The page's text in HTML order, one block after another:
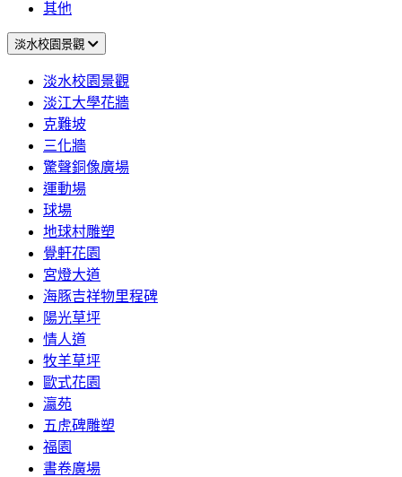
其他
淡水校園景觀
淡水校園景觀
淡江大學花牆
克難坡
三化牆
驚聲銅像廣場
運動場
球場
地球村雕塑
覺軒花園
宮燈大道
海豚吉祥物里程碑
陽光草坪
情人道
牧羊草坪
歐式花園
瀛苑
五虎碑雕塑
福園
書卷廣場